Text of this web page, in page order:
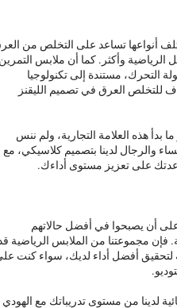
أنواعها تساعد على التخلص من
الرياضية وأكثر. كما أن ملابس
التحرك، مستندة إلى تكنولوجيا
للتخلص العرق في تصميم الليقنز
بدأ هذه العلامة التجارية، ولم ننس
والرجال لدينا بتصميم كلاسيكي، مع
على تعزيز مستوى أداءك.
أن يصبحوا في أفضل حالاتهم
مجموعتنا من الملابس الرياضية
لتحقيق أفضل أداء لديك، سواء كنت
لدينا من مستوى تدريباتك مع الهودي